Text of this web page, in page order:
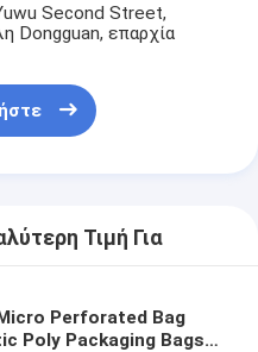
Second Street,
Dongguan, επαρχία
Τιμή Για
Perforated Bag
Poly Packaging Bags